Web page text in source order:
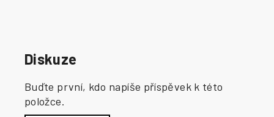
Diskuze
Buďte první, kdo napíše příspěvek k této
položce.